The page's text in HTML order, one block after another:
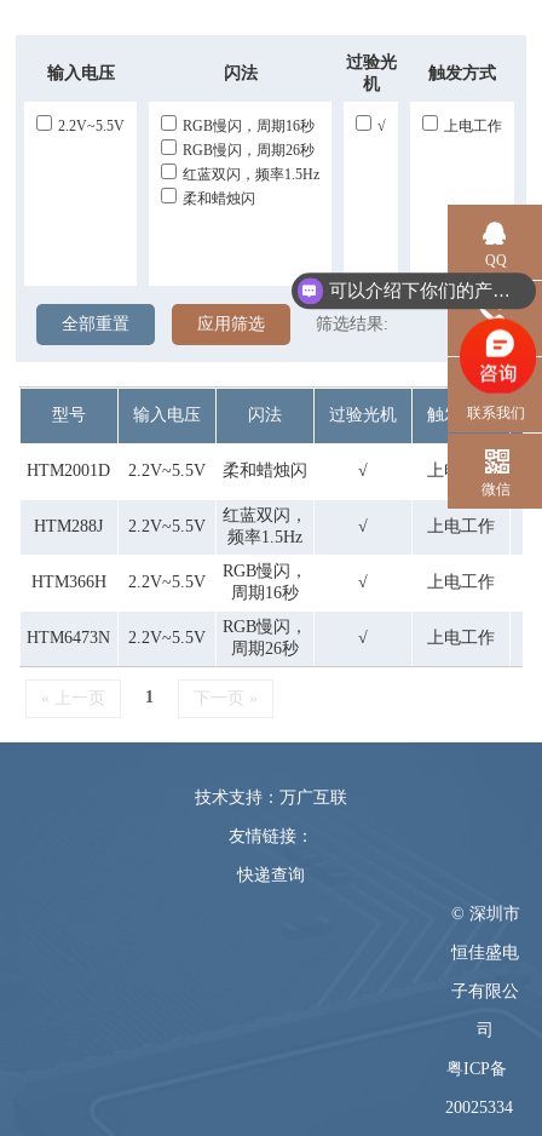
输入电压 闪法
过验光
机
触发方式
2.2V~5.5V
RGB慢闪，周期16秒
RGB慢闪，周期26秒
红蓝双闪，频率1.5Hz
柔和蜡烛闪
√ 上电工作
全部重置 应用筛选 筛选结果:
型号 输入电压 闪法 过验光机 触发方式
HTM2001D 2.2V~5.5V 柔和蜡烛闪 √ 上电工作
HTM288J 2.2V~5.5V
红蓝双闪，
频率1.5Hz
√ 上电工作
HTM366H 2.2V~5.5V
RGB慢闪，
周期16秒
√ 上电工作
HTM6473N 2.2V~5.5V
RGB慢闪，
周期26秒
√ 上电工作
« 上一页 1 下一页 »
技术支持：万广互联
友情链接：
快递查询
© 深圳市
恒佳盛电
子有限公
司
粤ICP备
20025334
QQ
电话
联系我们
微信
可以介绍下你们的产品么？